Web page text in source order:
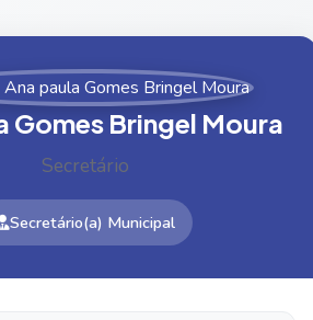
Gomes Bringel Moura
Secretário
Secretário(a) Municipal